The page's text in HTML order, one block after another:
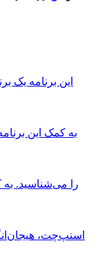
این برنامه یک
به کمک این
اسنپ‌چت،